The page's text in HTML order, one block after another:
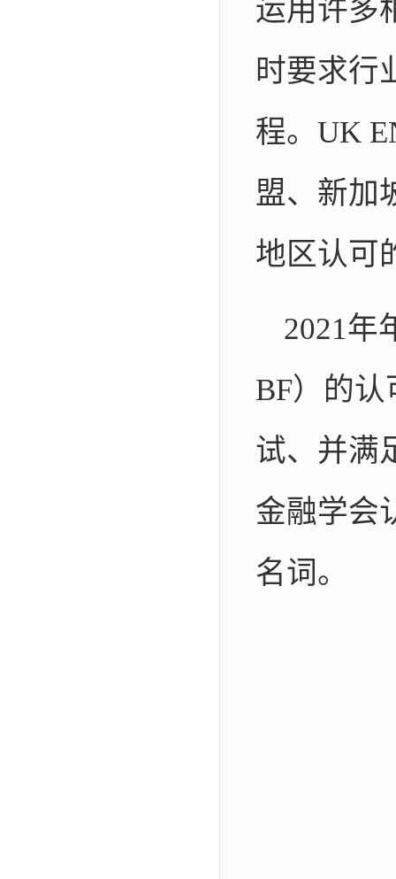
运用许多
时要求行
程。UK
盟、新加
地区认可
2021年
BF）的
试、并满
金融学会
名词。